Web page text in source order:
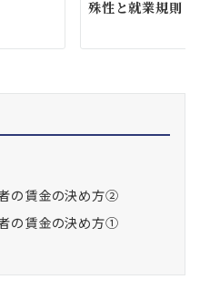
殊性と就業規則
の賃金の決め方②
の賃金の決め方①